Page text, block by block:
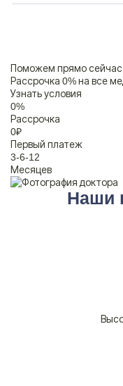
Поможем прямо сейчас
Рассрочка 0% на все
Узнать условия
0%
Рассрочка
0₽
Первый платеж
3-6-12
Месяцев
Наши